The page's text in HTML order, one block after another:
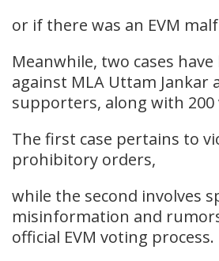
or if there was an EVM
Meanwhile, two cases
against MLA Uttam Jankar
supporters, along with 200
The first case pertains to
prohibitory orders,
while the second involves
misinformation and
official EVM voting process.